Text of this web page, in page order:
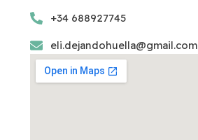
+34 688927745
eli.dejandohuella@gmail.com